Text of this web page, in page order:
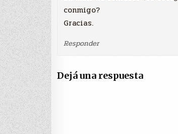
conmigo?
Gracias.
Responder
Dejá una respuesta